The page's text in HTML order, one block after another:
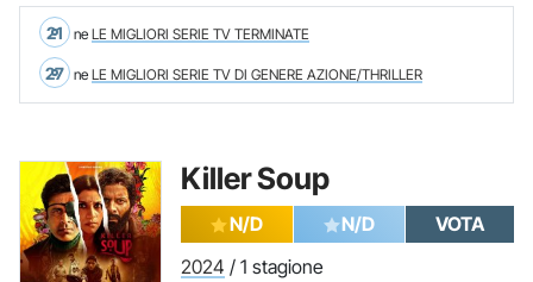
21 ne LE MIGLIORI SERIE TV TERMINATE
27 ne LE MIGLIORI SERIE TV DI GENERE AZIONE/THRILLER
Killer Soup
N/D N/D
VOTA
2024 / 1 stagione